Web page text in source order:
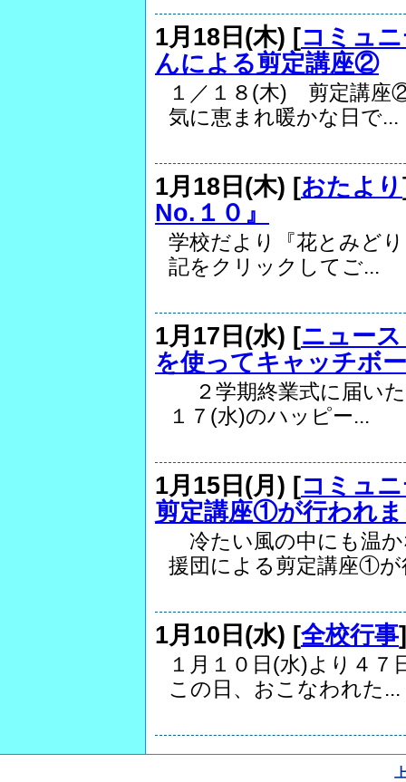
1月18日(木) [コミュ
んによる剪定講座②
１／１８(木) 剪定講座
気に恵まれ暖かな日で...
1月18日(木) [おたより
No.１０』
学校だより『花とみど
記をクリックしてご...
1月17日(水) [ニュー
を使ってキャッチボ
２学期終業式に届い
１７(水)のハッピー...
1月15日(月) [コミュ
剪定講座①が行われ
冷たい風の中にも温か
援団による剪定講座①が
1月10日(水) [全校行事
１月１０日(水)より４
この日、おこなわれた...